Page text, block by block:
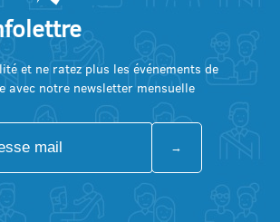
et ne ratez plus les événements de
notre newsletter mensuelle